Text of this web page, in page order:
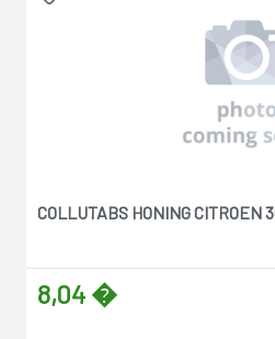
COLLUTABS HONING
8,04 �